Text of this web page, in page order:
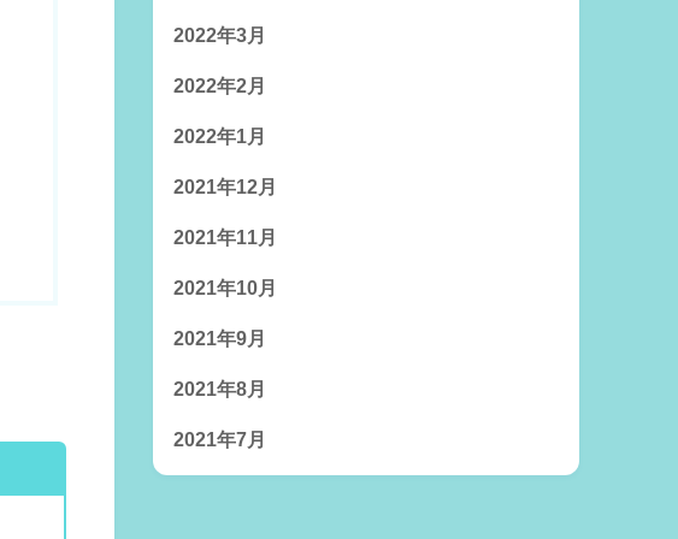
2022年3月
2022年2月
2022年1月
2021年12月
2021年11月
2021年10月
2021年9月
2021年8月
2021年7月